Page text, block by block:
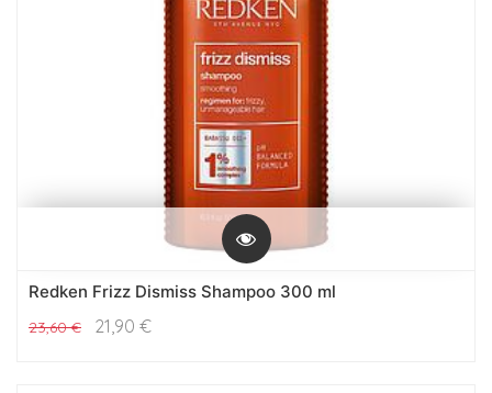
Redken Frizz Dismiss Shampoo 300 ml
23,60€ 21,90 €